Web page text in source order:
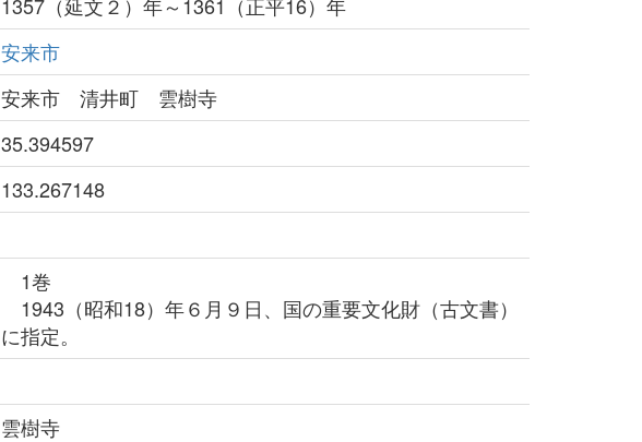
安来市
安来市 清井町 雲樹寺
35.394597
133.267148
1巻
1943（昭和18）年６月９日、国の重要文化財（古文書）
に指定。
雲樹寺